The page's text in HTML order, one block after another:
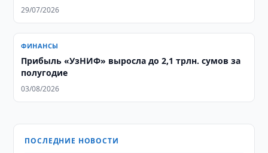
29/07/2026
ФИНАНСЫ
Прибыль «УзНИФ» выросла до 2,1 трлн. сумов за
полугодие
03/08/2026
ПОСЛЕДНИЕ НОВОСТИ